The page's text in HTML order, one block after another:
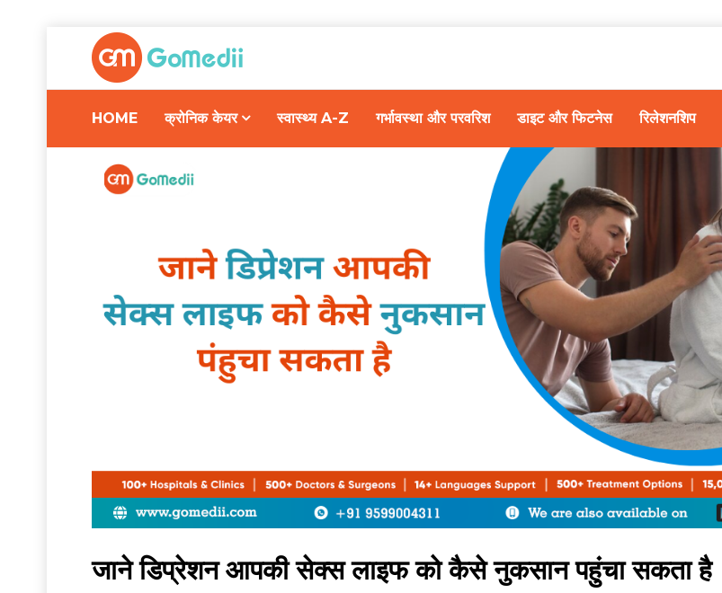
HOME क्रोनिक केयर स्वास्थ्य A-Z गर्भावस्था और परवरिश डाइट और फिटनेस रिलेशनशिप
जाने डिप्रेशन आपकी सेक्स लाइफ को कैसे नुकसान पहुंचा सकता है